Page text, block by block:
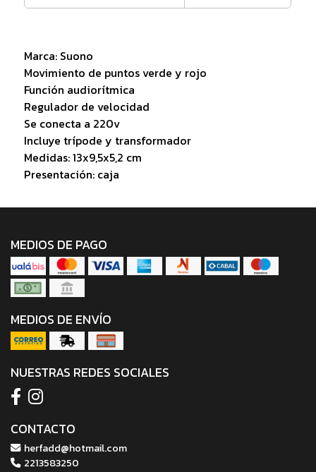
Marca: Suono
Movimiento de puntos verde y rojo
Función audiorítmica
Regulador de velocidad
Se conecta a 220v
Incluye trípode y transformador
Medidas: 13x9,5x5,2 cm
Presentación: caja
MEDIOS DE PAGO
MEDIOS DE ENVÍO
NUESTRAS REDES SOCIALES
CONTACTO
herfadd@hotmail.com
2213583250